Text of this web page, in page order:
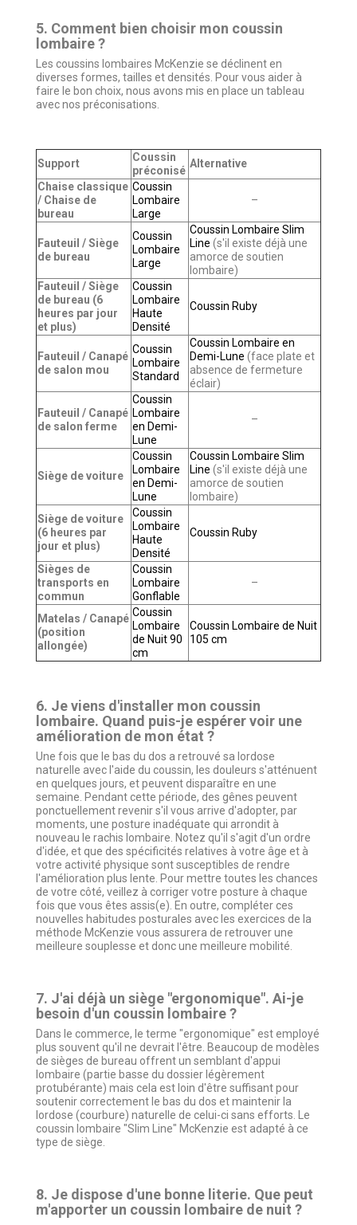
5. Comment bien choisir mon coussin
lombaire ?
Les coussins lombaires McKenzie se déclinent en
diverses formes, tailles et densités. Pour vous aider à
faire le bon choix, nous avons mis en place un tableau
avec nos préconisations.
Support
Coussin
préconisé
Alternative
Chaise classique
/ Chaise de
bureau
Coussin
Lombaire
Large
–
Fauteuil / Siège
de bureau
Coussin
Lombaire
Large
Coussin Lombaire Slim
Line (s'il existe déjà une
amorce de soutien
lombaire)
Fauteuil / Siège
de bureau (6
heures par jour
et plus)
Coussin
Lombaire
Haute
Densité
Coussin Ruby
Fauteuil / Canapé
de salon mou
Coussin
Lombaire
Standard
Coussin Lombaire en
Demi-Lune (face plate et
absence de fermeture
éclair)
Fauteuil / Canapé
de salon ferme
Coussin
Lombaire
en Demi-
Lune
–
Siège de voiture
Coussin
Lombaire
en Demi-
Lune
Coussin Lombaire Slim
Line (s'il existe déjà une
amorce de soutien
lombaire)
Siège de voiture
(6 heures par
jour et plus)
Coussin
Lombaire
Haute
Densité
Coussin Ruby
Sièges de
transports en
commun
Coussin
Lombaire
Gonflable
–
Matelas / Canapé
(position
allongée)
Coussin
Lombaire
de Nuit 90
cm
Coussin Lombaire de Nuit
105 cm
6. Je viens d'installer mon coussin
lombaire. Quand puis-je espérer voir une
amélioration de mon état ?
Une fois que le bas du dos a retrouvé sa lordose
naturelle avec l'aide du coussin, les douleurs s'atténuent
en quelques jours, et peuvent disparaître en une
semaine. Pendant cette période, des gênes peuvent
ponctuellement revenir s'il vous arrive d'adopter, par
moments, une posture inadéquate qui arrondit à
nouveau le rachis lombaire. Notez qu'il s'agit d'un ordre
d'idée, et que des spécificités relatives à votre âge et à
votre activité physique sont susceptibles de rendre
l'amélioration plus lente. Pour mettre toutes les chances
de votre côté, veillez à corriger votre posture à chaque
fois que vous êtes assis(e). En outre, compléter ces
nouvelles habitudes posturales avec les exercices de la
méthode McKenzie vous assurera de retrouver une
meilleure souplesse et donc une meilleure mobilité.
7. J'ai déjà un siège "ergonomique". Ai-je
besoin d'un coussin lombaire ?
Dans le commerce, le terme "ergonomique" est employé
plus souvent qu'il ne devrait l'être. Beaucoup de modèles
de sièges de bureau offrent un semblant d'appui
lombaire (partie basse du dossier légèrement
protubérante) mais cela est loin d'être suffisant pour
soutenir correctement le bas du dos et maintenir la
lordose (courbure) naturelle de celui-ci sans efforts. Le
coussin lombaire "Slim Line" McKenzie est adapté à ce
type de siège.
8. Je dispose d'une bonne literie. Que peut
m'apporter un coussin lombaire de nuit ?